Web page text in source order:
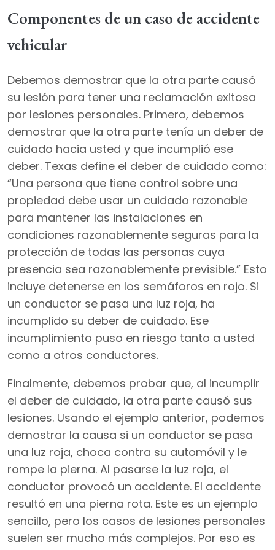
Componentes de un caso de accidente
vehicular
Debemos demostrar que la otra parte causó
su lesión para tener una reclamación exitosa
por lesiones personales. Primero, debemos
demostrar que la otra parte tenía un deber de
cuidado hacia usted y que incumplió ese
deber. Texas define el deber de cuidado como:
“Una persona que tiene control sobre una
propiedad debe usar un cuidado razonable
para mantener las instalaciones en
condiciones razonablemente seguras para la
protección de todas las personas cuya
presencia sea razonablemente previsible.” Esto
incluye detenerse en los semáforos en rojo. Si
un conductor se pasa una luz roja, ha
incumplido su deber de cuidado. Ese
incumplimiento puso en riesgo tanto a usted
como a otros conductores.
Finalmente, debemos probar que, al incumplir
el deber de cuidado, la otra parte causó sus
lesiones. Usando el ejemplo anterior, podemos
demostrar la causa si un conductor se pasa
una luz roja, choca contra su automóvil y le
rompe la pierna. Al pasarse la luz roja, el
conductor provocó un accidente. El accidente
resultó en una pierna rota. Este es un ejemplo
sencillo, pero los casos de lesiones personales
suelen ser mucho más complejos. Por eso es